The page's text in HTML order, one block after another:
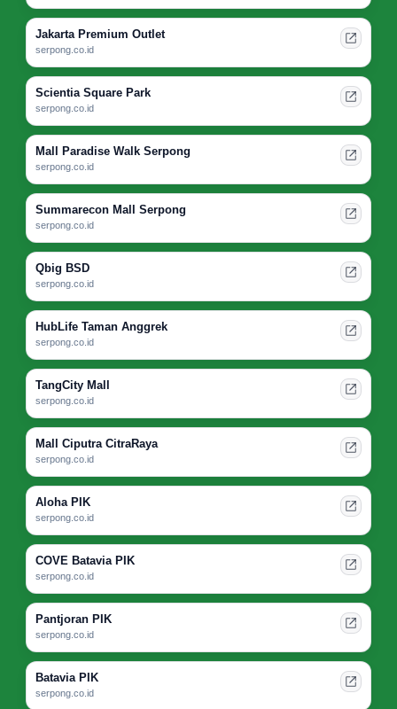
Jakarta Premium Outlet
serpong.co.id
Scientia Square Park
serpong.co.id
Mall Paradise Walk Serpong
serpong.co.id
Summarecon Mall Serpong
serpong.co.id
Qbig BSD
serpong.co.id
HubLife Taman Anggrek
serpong.co.id
TangCity Mall
serpong.co.id
Mall Ciputra CitraRaya
serpong.co.id
Aloha PIK
serpong.co.id
COVE Batavia PIK
serpong.co.id
Pantjoran PIK
serpong.co.id
Batavia PIK
serpong.co.id